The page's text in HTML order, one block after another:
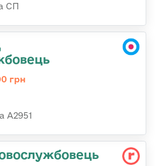
СП
грн
А2951